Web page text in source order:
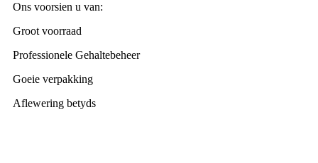
Ons voorsien u van:
Groot voorraad
Professionele Gehaltebeheer
Goeie verpakking
Aflewering betyds